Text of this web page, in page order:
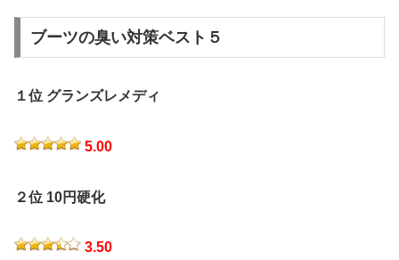
ブーツの臭い対策ベスト５
１位 グランズレメディ
5.00
２位 10円硬化
3.50